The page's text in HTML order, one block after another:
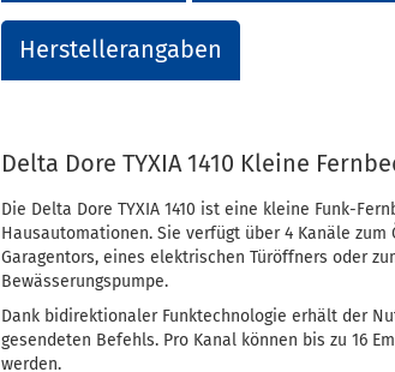
Herstellerangaben
Delta Dore TYXIA 1410 Kleine
Die Delta Dore TYXIA 1410 ist eine kleine Funk-
Hausautomationen. Sie verfügt über 4 Kanäle
Garagentors, eines elektrischen Türöffners oder
Bewässerungspumpe.
Dank bidirektionaler Funktechnologie erhält der
gesendeten Befehls. Pro Kanal können bis zu 16
werden.